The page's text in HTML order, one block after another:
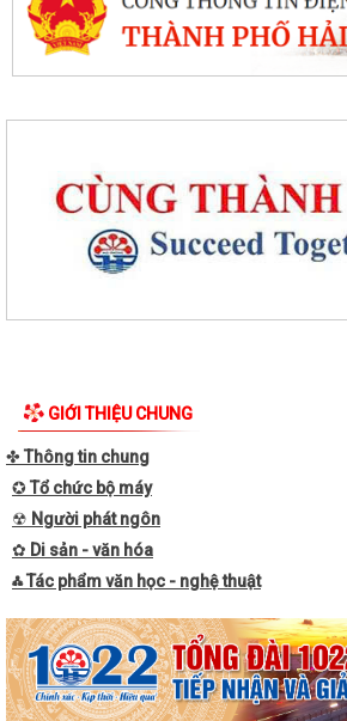
GIỚI THIỆU CHUNG
✤ Thông tin chung
✪ Tổ chức bộ máy
☢ Người phát ngôn
✿ Di sản - văn hóa
⁂ Tác phẩm văn học - nghệ thuật